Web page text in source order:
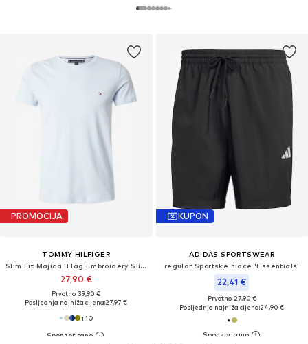
PROMOCIJA
TOMMY HILFIGER
Slim Fit Majica 'Flag Embroidery Slim'
27,90 €
Prvotno: 39,90 €
Posljednja najniža cijena:27,97 €
+10
KUPON
ADIDAS SPORTSWEAR
regular Sportske hlače 'Essentials'
22,41 €
Prvotno: 27,90 €
Posljednja najniža cijena:24,90 €